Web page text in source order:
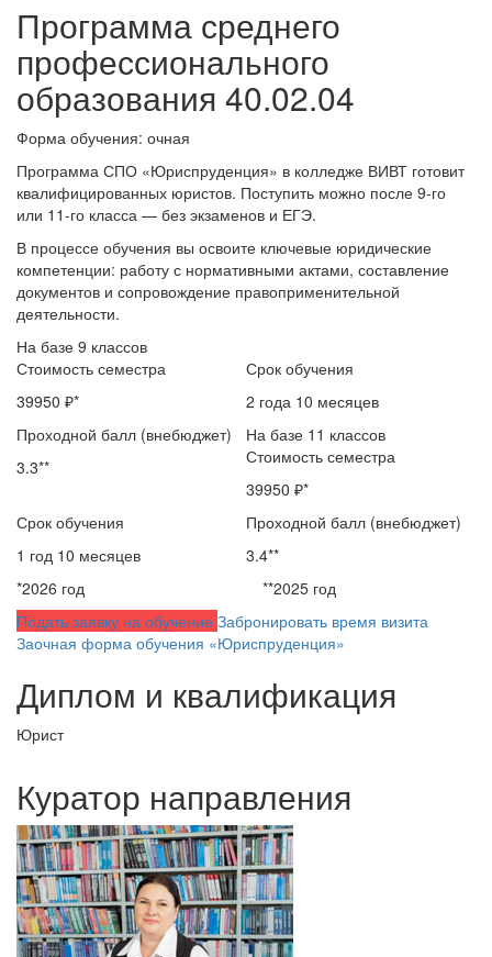
Программа среднего
профессионального
образования 40.02.04
Форма обучения: очная
Программа СПО «Юриспруденция» в колледже ВИВТ готовит
квалифицированных юристов. Поступить можно после 9‑го
или 11‑го класса — без экзаменов и ЕГЭ.
В процессе обучения вы освоите ключевые юридические
компетенции: работу с нормативными актами, составление
документов и сопровождение правоприменительной
деятельности.
На базе 9 классов
Стоимость семестра
39950 ₽*
Срок обучения
2 года 10 месяцев
Проходной балл (внебюджет)
3.3**
На базе 11 классов
Стоимость семестра
39950 ₽*
Срок обучения
1 год 10 месяцев
Проходной балл (внебюджет)
3.4**
*2026 год
**2025 год
Подать заявку на обучение Забронировать время визита
Заочная форма обучения «Юриспруденция»
Диплом и квалификация
Юрист
Куратор направления